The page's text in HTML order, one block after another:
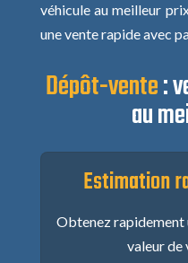
véhicule au meilleur
une vente rapide avec
Dépôt-vente:
au
Estimation
Obtenez rapidement
valeur de